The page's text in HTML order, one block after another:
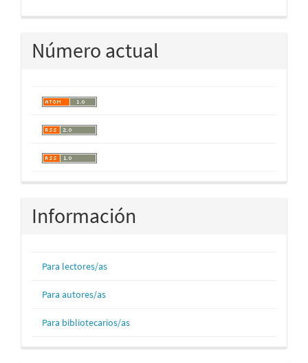
Número actual
Información
Para lectores/as
Para autores/as
Para bibliotecarios/as